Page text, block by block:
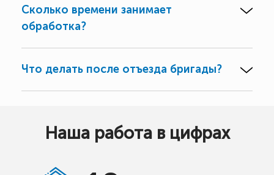
Сколько времени занимает
обработка?
Что делать после отъезда бригады?
Наша работа в цифрах